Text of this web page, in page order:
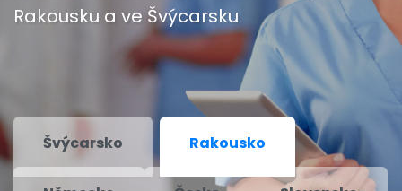
Rakousku a ve Švýcarsku
Švýcarsko Rakousko